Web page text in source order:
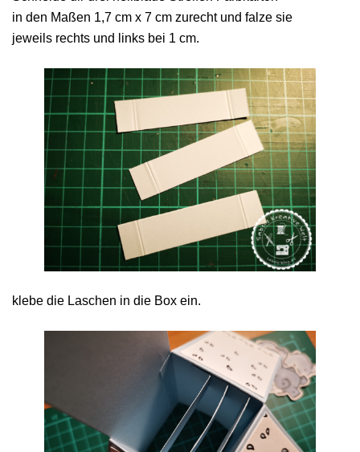
in den Maßen 1,7 cm x 7 cm zurecht und falze sie
jeweils rechts und links bei 1 cm.
klebe die Laschen in die Box ein.